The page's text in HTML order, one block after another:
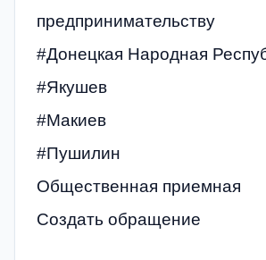
предпринимательству
#Донецкая Народная
#Якушев
#Макиев
#Пушилин
Общественная приемная
Создать обращение